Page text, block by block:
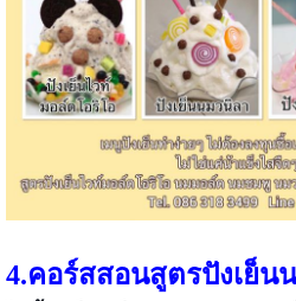
4.คอร์สสอนสูตรปังเย็น